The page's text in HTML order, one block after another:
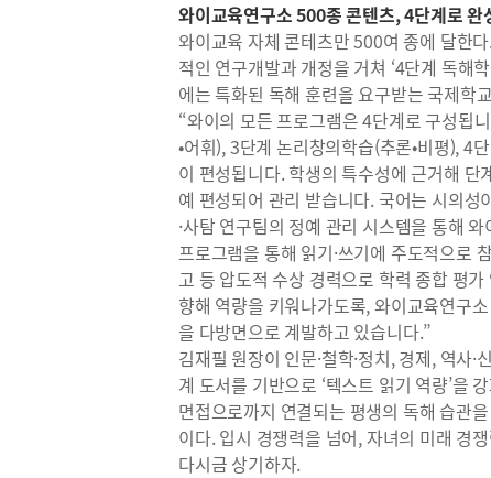
와이교육연구소 500종 콘텐츠, 4단계로 완
와이교육 자체 콘테츠만 500여 종에 달한
적인 연구개발과 개정을 거쳐 ‘4단계 독해
에는 특화된 독해 훈련을 요구받는 국제
“와이의 모든 프로그램은 4단계로 구성됩
•어휘), 3단계 논리창의학습(추론•비평), 4
이 편성됩니다. 학생의 특수성에 근거해
예 편성되어 관리 받습니다. 국어는 시의
·사탐 연구팀의 정예 관리 시스템을 통해
프로그램을 통해 읽기·쓰기에 주도적으로
고 등 압도적 수상 경력으로 학력 종합 평
향해 역량을 키워나가도록, 와이교육연구
을 다방면으로 계발하고 있습니다.”
김재필 원장이 인문·철학·정치, 경제, 역사·
계 도서를 기반으로 ‘텍스트 읽기 역량’을
면접으로까지 연결되는 평생의 독해 습관
이다. 입시 경쟁력을 넘어, 자녀의 미래 경
다시금 상기하자.